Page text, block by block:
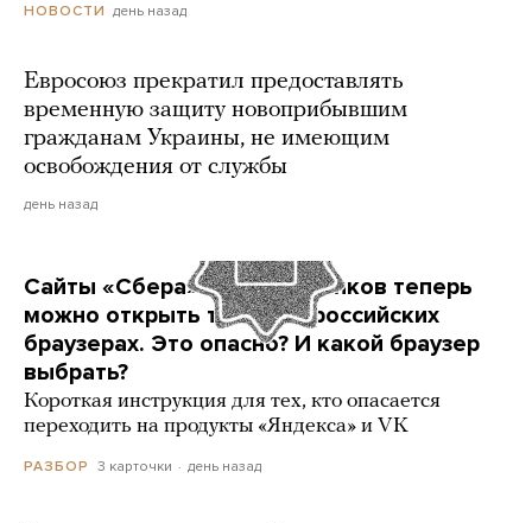
НОВОСТИ день назад
Евросоюз прекратил предоставлять
временную защиту новоприбывшим
гражданам Украины, не имеющим
освобождения от службы
день назад
Сайты «Сбера» и других банков теперь
можно открыть только в российских
браузерах. Это опасно? И какой браузер
выбрать?
Короткая инструкция для тех, кто опасается
переходить на продукты «Яндекса» и VK
РАЗБОР 3 карточки день назад